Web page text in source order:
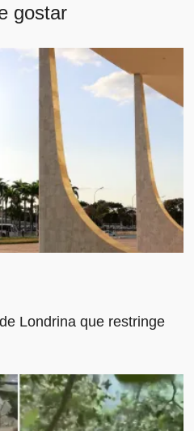
gostar
Londrina que restringe